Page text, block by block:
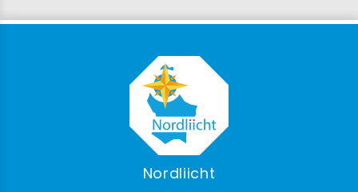
Nordliicht